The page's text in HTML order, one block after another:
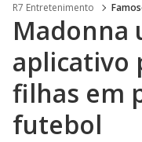
R7 Entretenimento
Madonna
aplicativo
filhas em
futebol